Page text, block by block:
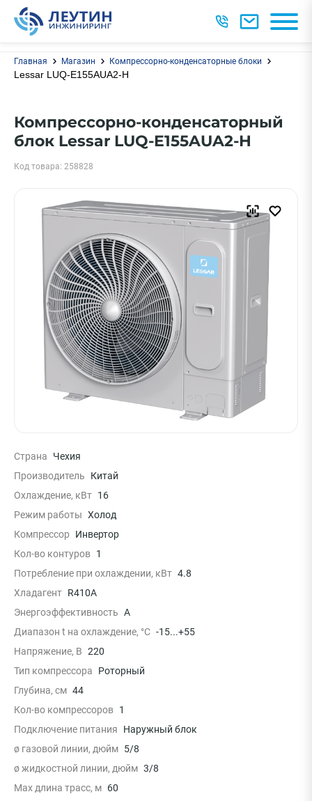
Главная Магазин Компрессорно-конденсаторные блоки
Lessar LUQ-E155AUA2-H
Компрессорно-конденсаторный
блок Lessar LUQ-E155AUA2-H
Код товара: 258828
Страна
Чехия
Производитель
Китай
Охлаждение, кВт 16
Режим работы Холод
Компрессор
Инвертор
Кол-во контуров 1
Потребление при охлаждении, кВт 4.8
Хладагент R410A
Энергоэффективность A
Диапазон t на охлаждение, °С -15...+55
Напряжение, В 220
Тип компрессора
Роторный
Глубина, см 44
Кол-во компрессоров 1
Подключение питания
Наружный блок
ø газовой линии, дюйм 5/8
ø жидкостной линии, дюйм 3/8
Max длина трасс, м 60